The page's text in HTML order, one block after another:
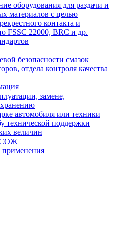
оборудования для раздачи и
материалов с целью
контакта и
FSSC 22000, BRC и др.
безопасности смазок
отдела контроля качества
замене,
автомобиля или техники
технической поддержки
величин
СОЖ